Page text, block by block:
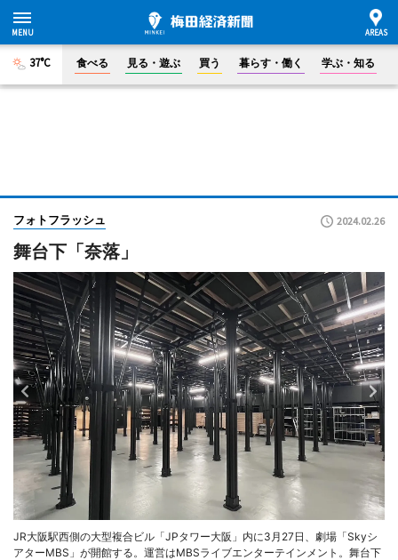
37°C 食べる 見る・遊ぶ 買う 暮らす・働く 学ぶ・知る
フォトフラッシュ 2024.02.26
舞台下「奈落」
JR大阪駅西側の大型複合ビル「JPタワー大阪」内に3月27日、劇場「Skyシ
アターMBS」が開館する。運営はMBSライブエンターテインメント。舞台下